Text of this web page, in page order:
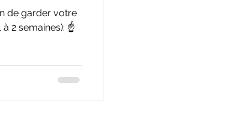
de garder votre
2 semaines): ☝